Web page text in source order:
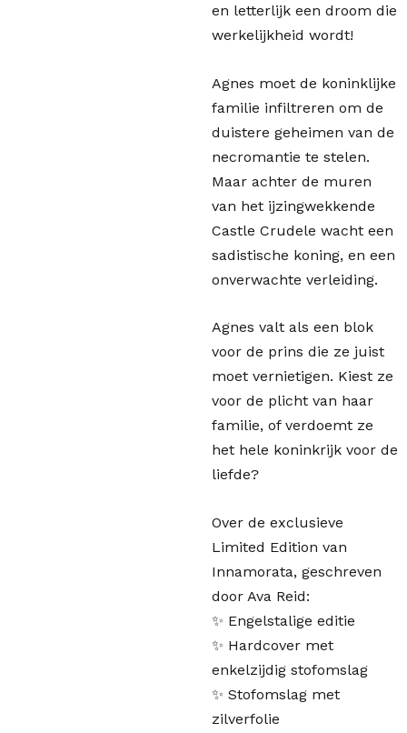
en letterlijk een droom die
werkelijkheid wordt!
Agnes moet de koninklijke
familie infiltreren om de
duistere geheimen van de
necromantie te stelen.
Maar achter de muren
van het ijzingwekkende
Castle Crudele wacht een
sadistische koning, en een
onverwachte verleiding.
Agnes valt als een blok
voor de prins die ze juist
moet vernietigen. Kiest ze
voor de plicht van haar
familie, of verdoemt ze
het hele koninkrijk voor de
liefde?
Over de exclusieve
Limited Edition van
Innamorata, geschreven
door Ava Reid:
✨ Engelstalige editie
✨ Hardcover met
enkelzijdig stofomslag
✨ Stofomslag met
zilverfolie